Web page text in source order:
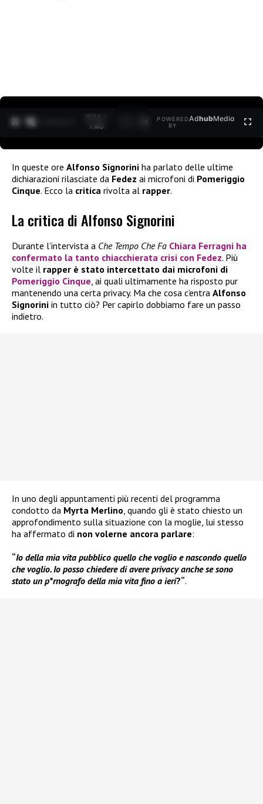
0:15 /
1:40
POWERED
BY
AdhubMedia
In queste ore Alfonso Signorini ha parlato delle ultime
dichiarazioni rilasciate da Fedez ai microfoni di Pomeriggio
Cinque. Ecco la critica rivolta al rapper.
La critica di Alfonso Signorini
Durante l’intervista a Che Tempo Che Fa Chiara Ferragni ha
confermato la tanto chiacchierata crisi con Fedez. Più
volte il rapper è stato intercettato dai microfoni di
Pomeriggio Cinque, ai quali ultimamente ha risposto pur
mantenendo una certa privacy. Ma che cosa c’entra Alfonso
Signorini in tutto ciò? Per capirlo dobbiamo fare un passo
indietro.
In uno degli appuntamenti più recenti del programma
condotto da Myrta Merlino, quando gli è stato chiesto un
approfondimento sulla situazione con la moglie, lui stesso
ha affermato di non volerne ancora parlare:
“Io della mia vita pubblico quello che voglio e nascondo quello
che voglio. Io posso chiedere di avere privacy anche se sono
stato un p*rnografo della mia vita fino a ieri?“.